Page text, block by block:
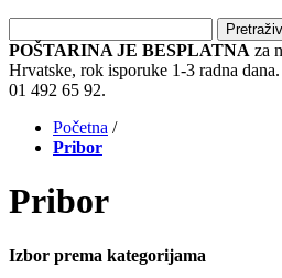
POŠTARINA JE BESPLATNA za
Hrvatske, rok isporuke 1-3 radna
01 492 65 92.
Početna /
Pribor
Pribor
Izbor prema kategorijama